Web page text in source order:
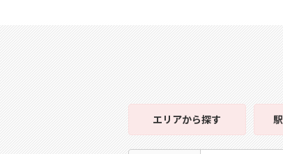
エリアから探す